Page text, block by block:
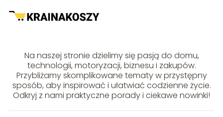
Na naszej stronie dzielimy się pasją do domu,
technologii, motoryzacji, biznesu i zakupów.
Przybliżamy skomplikowane tematy w przystępny
sposób, aby inspirować i ułatwiać codzienne życie.
Odkryj z nami praktyczne porady i ciekawe nowinki!